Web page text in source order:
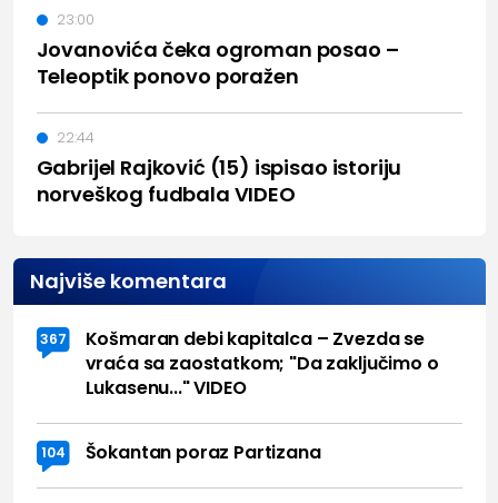
Jovanovića čeka ogroman posao –
Teleoptik ponovo poražen
23:00
Gabrijel Rajković (15) ispisao istoriju
norveškog fudbala VIDEO
22:44
Najviše komentara
367
Košmaran debi kapitalca – Zvezda se
vraća sa zaostatkom; "Da zaključimo o
Lukasenu..." VIDEO
104 Šokantan poraz Partizana